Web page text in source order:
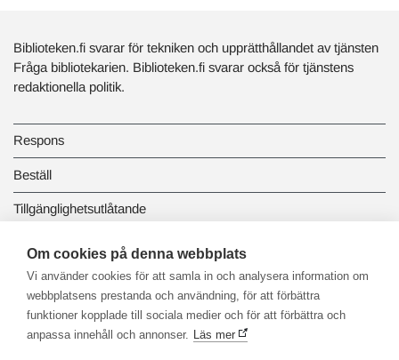
Biblioteken.fi svarar för tekniken och upprätthållandet av tjänsten
Fråga bibliotekarien. Biblioteken.fi svarar också för tjänstens
redaktionella politik.
Respons
Beställ
Tillgänglighetsutlåtande
Dataskydd och registerbeskrivningar
Länkbiblioteket
Om cookies på denna webbplats
Vi använder cookies för att samla in och analysera information om
webbplatsens prestanda och användning, för att förbättra
funktioner kopplade till sociala medier och för att förbättra och
anpassa innehåll och annonser. Läs mer